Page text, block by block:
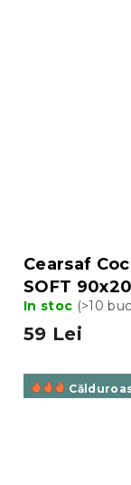
Cearsaf
SOFT
In stoc (>10
59 Lei